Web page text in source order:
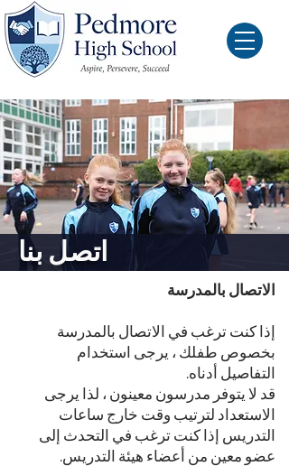
اتصل بنا
الاتصال بالمدرسة
إذا كنت ترغب في الاتصال بالمدرسة
بخصوص طفلك ، يرجى استخدام
التفاصيل أدناه.
قد لا يتوفر مدرسون معينون ، لذا يرجى
الاستعداد لترتيب وقت خارج ساعات
التدريس إذا كنت ترغب في التحدث إلى
عضو معين من أعضاء هيئة التدريس.